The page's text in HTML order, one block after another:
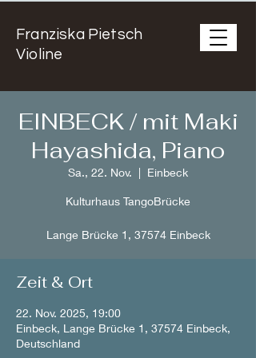
Franziska Pietsch
Violine
EINBECK / mit Maki
Hayashida, Piano
Sa., 22. Nov.
  |
Einbeck
Kulturhaus TangoBrücke
Lange Brücke 1, 37574 Einbeck
Zeit & Ort
22. Nov. 2025, 19:00
Einbeck, Lange Brücke 1, 37574 Einbeck,
Deutschland